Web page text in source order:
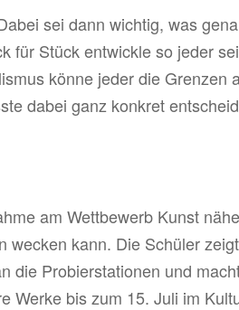
sei dann wichtig, was
für Stück entwickle so jeder
könne jeder die Grenzen
dabei ganz konkret
am Wettbewerb Kunst
kann. Die Schüler
die Probierstationen und
Werke bis zum 15. Juli im